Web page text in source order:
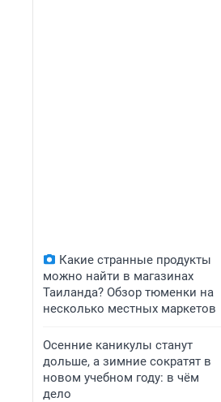
Какие странные продукты
можно найти в магазинах
Таиланда? Обзор тюменки на
несколько местных маркетов
Осенние каникулы станут
дольше, а зимние сократят в
новом учебном году: в чём
дело